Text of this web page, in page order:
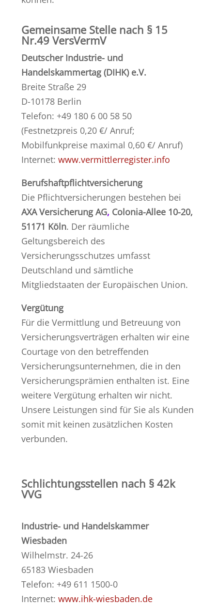
Gemeinsame Stelle nach § 15
Nr.49 VersVermV
Deutscher Industrie- und
Handelskammertag (DIHK) e.V.
Breite Straße 29
D-10178 Berlin
Telefon: +49 180 6 00 58 50
(Festnetzpreis 0,20 €/ Anruf;
Mobilfunkpreise maximal 0,60 €/ Anruf)
Internet: www.vermittlerregister.info
Berufshaftpflichtversicherung
Die Pflichtversicherungen bestehen bei
AXA Versicherung AG, Colonia-Allee 10-20,
51171 Köln. Der räumliche
Geltungsbereich des
Versicherungsschutzes umfasst
Deutschland und sämtliche
Mitgliedstaaten der Europäischen Union.
Vergütung
Für die Vermittlung und Betreuung von
Versicherungsverträgen erhalten wir eine
Courtage von den betreffenden
Versicherungsunternehmen, die in den
Versicherungsprämien enthalten ist. Eine
weitere Vergütung erhalten wir nicht.
Unsere Leistungen sind für Sie als Kunden
somit mit keinen zusätzlichen Kosten
verbunden.
Schlichtungsstellen nach § 42k
VVG
Industrie- und Handelskammer
Wiesbaden
Wilhelmstr. 24-26
65183 Wiesbaden
Telefon: +49 611 1500-0
Internet: www.ihk-wiesbaden.de